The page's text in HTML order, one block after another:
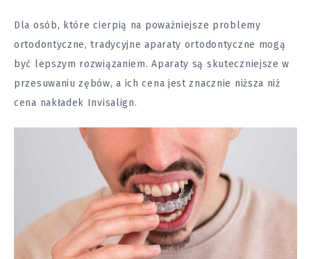
Dla osób, które cierpią na poważniejsze problemy
ortodontyczne, tradycyjne aparaty ortodontyczne mogą
być lepszym rozwiązaniem. Aparaty są skuteczniejsze w
przesuwaniu zębów, a ich cena jest znacznie niższa niż
cena nakładek Invisalign.